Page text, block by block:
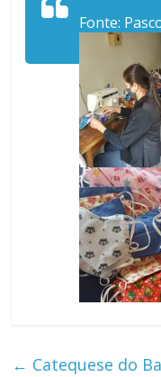
Fonte:
← Catequese do